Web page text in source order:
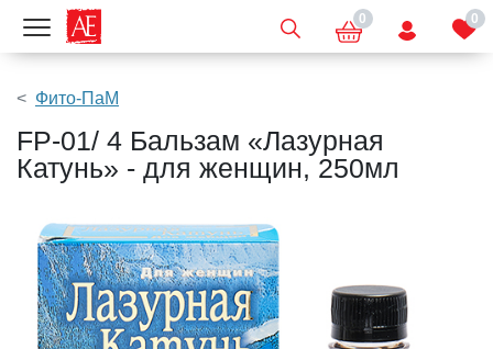
Показать меню 0 0
Фито-ПаМ
FP-01/ 4 Бальзам «Лазурная
Катунь» - для женщин, 250мл